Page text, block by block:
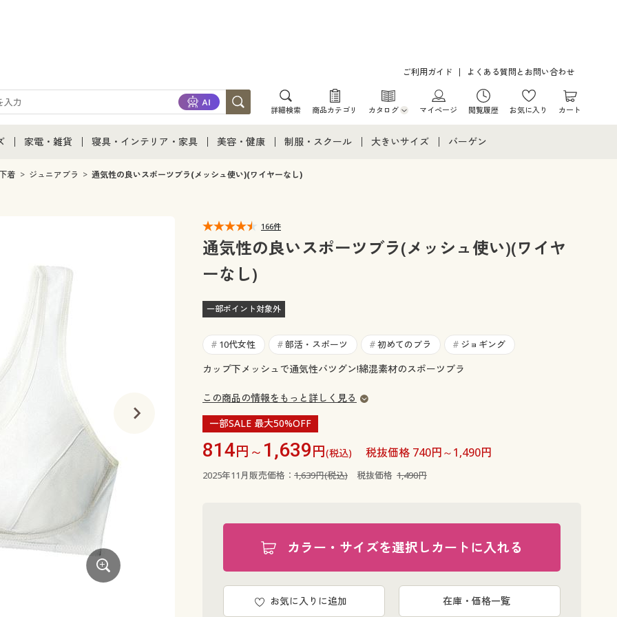
ご利用ガイド よくある質問とお問い合わせ
詳細検索 商品カテゴリ カタログ
カタログ・チラシからのご注文
マイページ 閲覧履歴 お気に入り カート
通販すべて
家電・雑貨
家電・雑貨すべて
寝具・インテリア・家具
寝具・インテリア・家具通販すべて
カーテン・ラグ・ファブリック
美容・健康
美容・健康通販すべて
制服・スクール
制服・スクールすべて
ジュニア・ティーンズ下着
大きいサイズ
大きいサイズ レディース下着
バーゲン
着 ジュニアブラ 通気性の良いスポーツブラ(メッシュ使い)(ワイヤーなし)
166件
通気性の良いスポーツブラ(メッシュ使い)(ワイヤ
ーなし)
一部ポイント対象外
# 10代女性 # 部活・スポーツ # 初めてのブラ # ジョギング
カップ下メッシュで通気性バツグン!綿混素材のスポーツブラ
この商品の情報をもっと詳しく見る
一部SALE 最大50%OFF
814円～ 1,639円(税込) 税抜価格 740円～1,490円
2025年11月販売価格： 1,639円(税込) 税抜価格 1,490円
カラー・サイズを選択しカートに入れる
お気に入りに追加 在庫・価格一覧